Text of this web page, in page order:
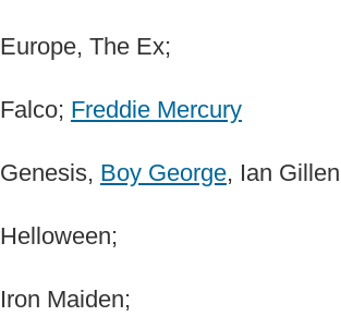
Europe, The Ex;
Falco; Freddie Mercury
Genesis, Boy George, Ian
Helloween;
Iron Maiden;